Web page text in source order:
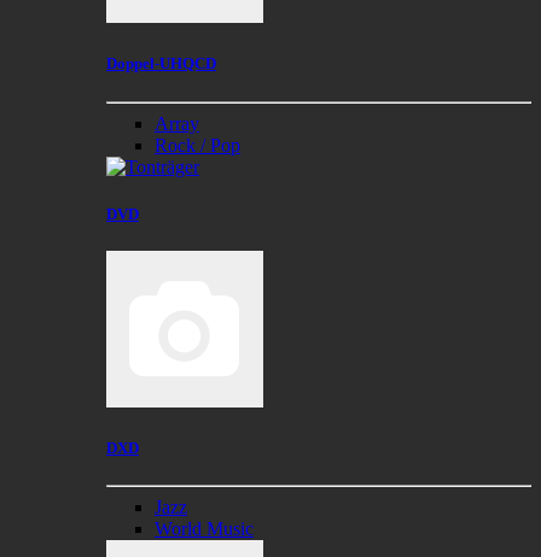
Doppel-UHQCD
Array
Rock / Pop
DVD
DXD
Jazz
World Music